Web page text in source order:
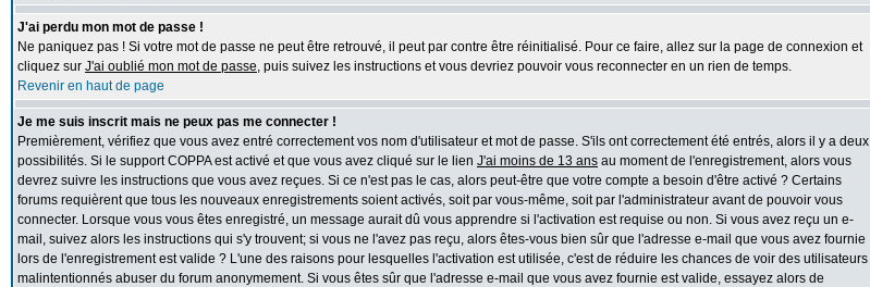
J'ai perdu mon mot de passe !
Ne paniquez pas ! Si votre mot de passe ne peut être retrouvé, il peut par contre être réinitialisé. Pour ce faire, allez sur la page de connexion et
cliquez sur J'ai oublié mon mot de passe, puis suivez les instructions et vous devriez pouvoir vous reconnecter en un rien de temps.
Revenir en haut de page
Je me suis inscrit mais ne peux pas me connecter !
Premièrement, vérifiez que vous avez entré correctement vos nom d'utilisateur et mot de passe. S'ils ont correctement été entrés, alors il y a deux
possibilités. Si le support COPPA est activé et que vous avez cliqué sur le lien J'ai moins de 13 ans au moment de l'enregistrement, alors vous
devrez suivre les instructions que vous avez reçues. Si ce n'est pas le cas, alors peut-être que votre compte a besoin d'être activé ? Certains
forums requièrent que tous les nouveaux enregistrements soient activés, soit par vous-même, soit par l'administrateur avant de pouvoir vous
connecter. Lorsque vous vous êtes enregistré, un message aurait dû vous apprendre si l'activation est requise ou non. Si vous avez reçu un e-
mail, suivez alors les instructions qui s'y trouvent; si vous ne l'avez pas reçu, alors êtes-vous bien sûr que l'adresse e-mail que vous avez fournie
lors de l'enregistrement est valide ? L'une des raisons pour lesquelles l'activation est utilisée, c'est de réduire les chances de voir des utilisateurs
malintentionnés abuser du forum anonymement. Si vous êtes sûr que l'adresse e-mail que vous avez fournie est valide, essayez alors de